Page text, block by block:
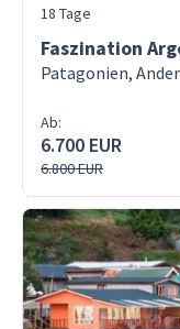
18 Tage
Faszination
Patagonien,
Ab:
6.700 EUR
6.800 EUR